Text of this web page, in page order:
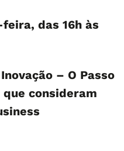
das 16h às
– O Passo
consideram